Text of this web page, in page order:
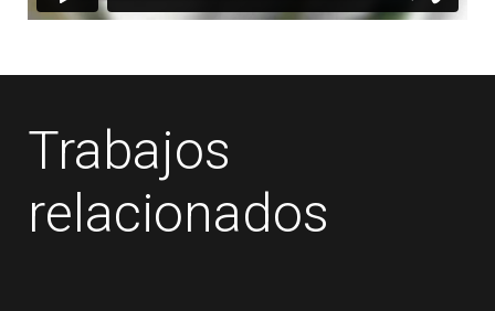
Trabajos
relacionados